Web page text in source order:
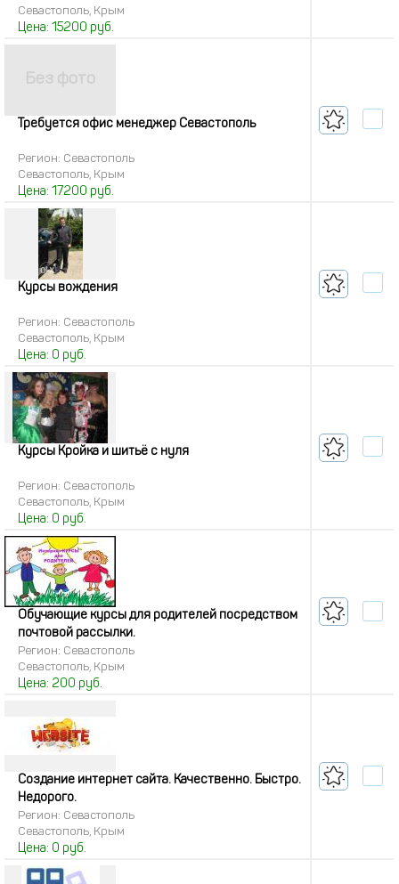
Севастополь, Крым
Цена: 15200 руб.
Требуется офис менеджер Севастополь
Регион: Севастополь
Севастополь, Крым
Цена: 17200 руб.
Курсы вождения
Регион: Севастополь
Севастополь, Крым
Цена: 0 руб.
Курсы Кройка и шитьё с нуля
Регион: Севастополь
Севастополь, Крым
Цена: 0 руб.
Обучающие курсы для родителей посредством
почтовой рассылки.
Регион: Севастополь
Севастополь, Крым
Цена: 200 руб.
Создание интернет сайта. Качественно. Быстро.
Недорого.
Регион: Севастополь
Севастополь, Крым
Цена: 0 руб.